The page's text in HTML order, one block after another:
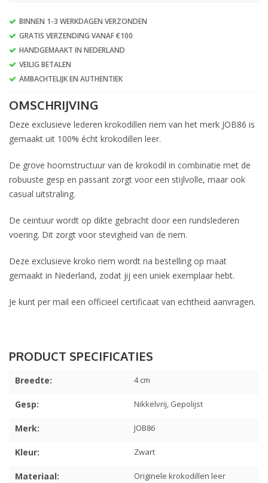
BINNEN 1-3 WERKDAGEN VERZONDEN
GRATIS VERZENDING VANAF €100
HANDGEMAAKT IN NEDERLAND
VEILIG BETALEN
AMBACHTELIJK EN AUTHENTIEK
OMSCHRIJVING
Deze exclusieve lederen krokodillen riem van het merk JOB86 is
gemaakt uit 100% écht krokodillen leer.
De grove hoornstructuur van de krokodil in combinatie met de
robuuste gesp en passant zorgt voor een stijlvolle, maar ook
casual uitstraling.
De ceintuur wordt op dikte gebracht door een rundslederen
voering. Dit zorgt voor stevigheid van de riem.
Deze exclusieve kroko riem wordt na bestelling op maat
gemaakt in Nederland, zodat jij een uniek exemplaar hebt.
Je kunt per mail een officieel certificaat van echtheid aanvragen.
Breedte: 4 cm
Gesp: Nikkelvrij, Gepolijst
Merk: JOB86
Kleur: Zwart
Materiaal: Originele krokodillen leer